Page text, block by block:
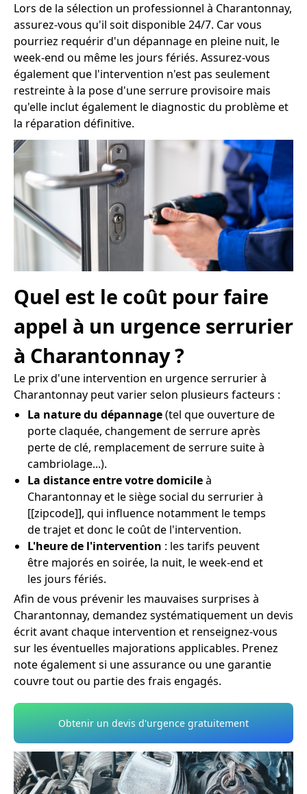
Lors de la sélection un professionnel à Charantonnay,
assurez-vous qu'il soit disponible 24/7. Car vous
pourriez requérir d'un dépannage en pleine nuit, le
week-end ou même les jours fériés. Assurez-vous
également que l'intervention n'est pas seulement
restreinte à la pose d'une serrure provisoire mais
qu'elle inclut également le diagnostic du problème et
la réparation définitive.
Quel est le coût pour faire
appel à un urgence serrurier
à Charantonnay ?
Le prix d'une intervention en urgence serrurier à
Charantonnay peut varier selon plusieurs facteurs :
La nature du dépannage(tel que ouverture de
porte claquée, changement de serrure après
perte de clé, remplacement de serrure suite à
cambriolage...).
La distance entre votre domicileà
Charantonnay et le siège social du serrurier à
[[zipcode]], qui influence notamment le temps
de trajet et donc le coût de l'intervention.
L'heure de l'intervention : les tarifs peuvent
être majorés en soirée, la nuit, le week-end et
les jours fériés.
Afin de vous prévenir les mauvaises surprises à
Charantonnay, demandez systématiquement un devis
écrit avant chaque intervention et renseignez-vous
sur les éventuelles majorations applicables. Prenez
note également si une assurance ou une garantie
couvre tout ou partie des frais engagés.
Obtenir un devis d'urgence gratuitement